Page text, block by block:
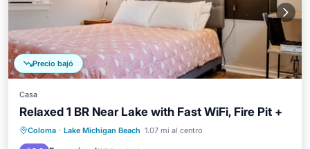
Precio bajó
Casa
Relaxed 1 BR Near Lake with Fast WiFi, Fire Pit +
Coloma · Lake Michigan Beach 1.07 mi al centro
Aparcamiento
Balcón/Terraza
Cocina
Aire acondicionado